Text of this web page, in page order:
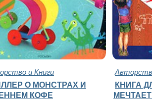
и Книги
О МОНСТРАХ И
КОФЕ
КНИГА